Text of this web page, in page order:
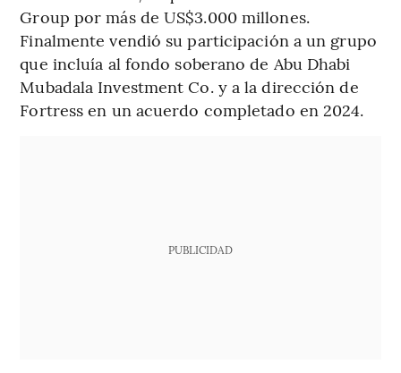
Group por más de US$3.000 millones.
Finalmente vendió su participación a un grupo
que incluía al fondo soberano de Abu Dhabi
Mubadala Investment Co. y a la dirección de
Fortress en un acuerdo completado en 2024.
PUBLICIDAD